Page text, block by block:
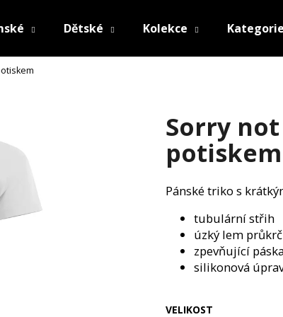
Dětské Kolekce Kategorie
Sorry
potiskem
Pánské triko s
tubulární střih
úzký lem
zpevňující
silikonová
VELIKOST
Co potřebujete najít?
HLEDAT